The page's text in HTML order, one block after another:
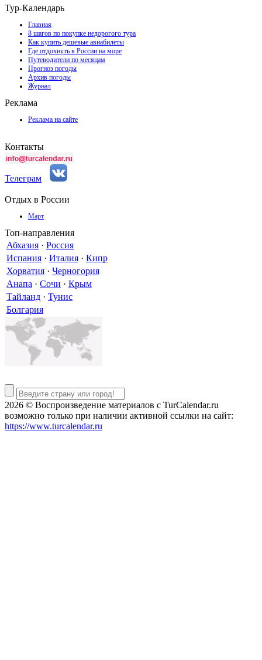
Тур-Календарь
Главная
8 шагов по покупке недорогого тура
Как купить дешевые авиабилеты
Где отдохнуть в России на море
Путеводители по месяцам
Прогноз погоды
Архив погоды
Журнал
Реклама
Реклама на сайте
Контакты
Телеграм
Отдых в России
Март
Топ-направления
Абхазия · Россия
Испания · Италия · Кипр
Хорватия · Черногория
Анапа · Сочи · Крым
Тайланд · Тунис
Болгария
2026 © Воспроизведение материалов c TurCalendar.ru
возможно только при наличии активной ссылки на сайт:
https://www.turcalendar.ru